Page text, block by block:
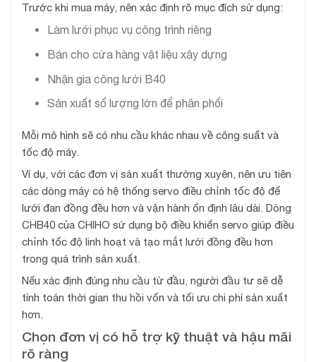
Trước khi mua máy, nên xác định rõ mục đích sử dụng:
Làm lưới phục vụ công trình riêng
Bán cho cửa hàng vật liệu xây dựng
Nhận gia công lưới B40
Sản xuất số lượng lớn để phân phối
Mỗi mô hình sẽ có nhu cầu khác nhau về công suất và
tốc độ máy.
Ví dụ, với các đơn vị sản xuất thường xuyên, nên ưu tiên
các dòng máy có hệ thống servo điều chỉnh tốc độ để
lưới đan đồng đều hơn và vận hành ổn định lâu dài. Dòng
CHB40 của CHIHO sử dụng bộ điều khiển servo giúp điều
chỉnh tốc độ linh hoạt và tạo mắt lưới đồng đều hơn
trong quá trình sản xuất.
Nếu xác định đúng nhu cầu từ đầu, người đầu tư sẽ dễ
tính toán thời gian thu hồi vốn và tối ưu chi phí sản xuất
hơn.
Chọn đơn vị có hỗ trợ kỹ thuật và hậu mãi
rõ ràng